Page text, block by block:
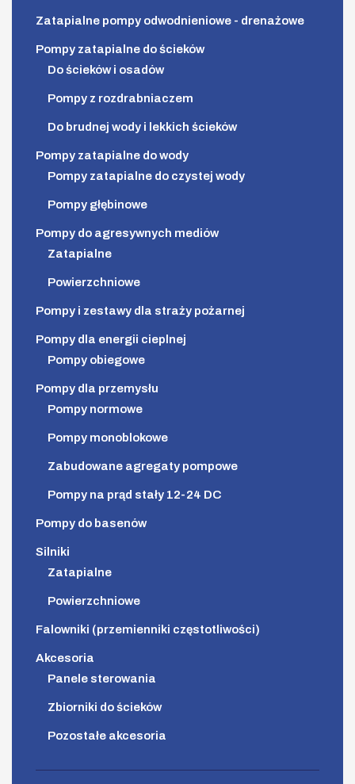
Zatapialne pompy odwodnieniowe - drenażowe
Pompy zatapialne do ścieków
Do ścieków i osadów
Pompy z rozdrabniaczem
Do brudnej wody i lekkich ścieków
Pompy zatapialne do wody
Pompy zatapialne do czystej wody
Pompy głębinowe
Pompy do agresywnych mediów
Zatapialne
Powierzchniowe
Pompy i zestawy dla straży pożarnej
Pompy dla energii cieplnej
Pompy obiegowe
Pompy dla przemysłu
Pompy normowe
Pompy monoblokowe
Zabudowane agregaty pompowe
Pompy na prąd stały 12-24 DC
Pompy do basenów
Silniki
Zatapialne
Powierzchniowe
Falowniki (przemienniki częstotliwości)
Akcesoria
Panele sterowania
Zbiorniki do ścieków
Pozostałe akcesoria